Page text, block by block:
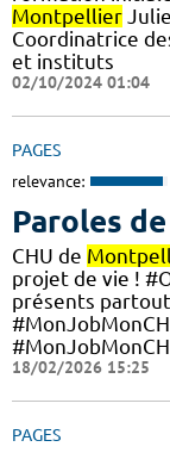
Montpellier
Coordinatrice
et instituts
02/10/2024 01:04
PAGES
relevance:
Paroles
CHU de
projet de vie !
présents partout
18/02/2026 15:25
PAGES